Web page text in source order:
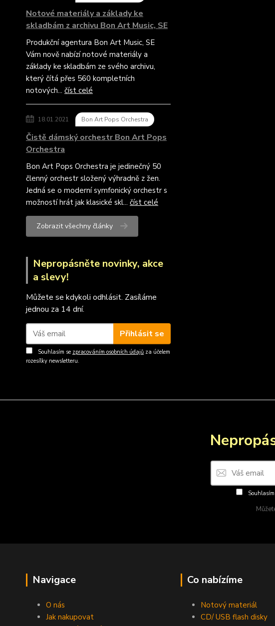
Notové materiály a základy ke
skladbám z archivu Bon Art Music, SE
Produkční agentura Bon Art Music, SE
Vám nově nabízí notové materiály a
základy ke skladbám ze svého archivu,
který čítá přes 560 kompletních
notových... číst celé
18.01.2021 Bon Art Pops Orchestra
Čistě dámský orchestr Bon Art Pops
Orchestra
Bon Art Pops Orchestra je jedinečný 50
členný orchestr složený výhradně z žen.
Jedná se o moderní symfonický orchestr s
možností hrát jak klasické skl... číst celé
Zobrazit všechny články
Nepropásněte novinky, akce
a slevy!
Můžete se kdykoli odhlásit. Zasíláme
jednou za 14 dní.
Přihlásit se
Souhlasím se zpracováním osobních údajů za účelem
rozesílky newsletteru.
Souhlasím
Navigace
O nás
Jak nakupovat
Co nabízíme
Notový materiál
CD/ USB flash disky